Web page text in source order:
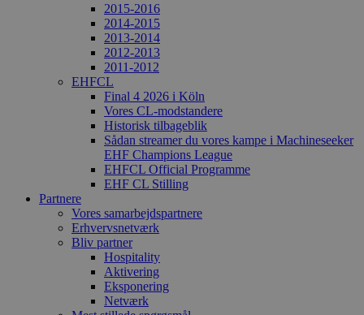
2015-2016
2014-2015
2013-2014
2012-2013
2011-2012
EHFCL
Final 4 2026 i Köln
Vores CL-modstandere
Historisk tilbageblik
Sådan streamer du vores kampe i Machineseeker
EHF Champions League
EHFCL Official Programme
EHF CL Stilling
Partnere
Vores samarbejdspartnere
Erhvervsnetværk
Bliv partner
Hospitality
Aktivering
Eksponering
Netværk